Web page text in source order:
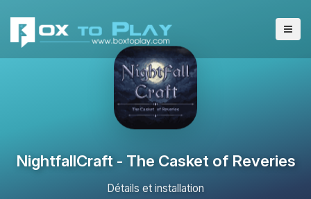
NightfallCraft - The Casket of Reveries
Détails et installation